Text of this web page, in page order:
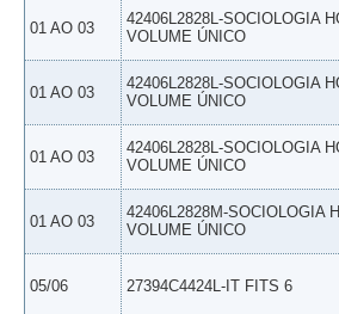
01 AO 03
42406L2828L-SOCIOLOGIA
VOLUME ÚNICO
01 AO 03
42406L2828L-SOCIOLOGIA
VOLUME ÚNICO
01 AO 03
42406L2828L-SOCIOLOGIA
VOLUME ÚNICO
01 AO 03
42406L2828M-SOCIOLOGIA
VOLUME ÚNICO
05/06 27394C4424L-IT FITS 6